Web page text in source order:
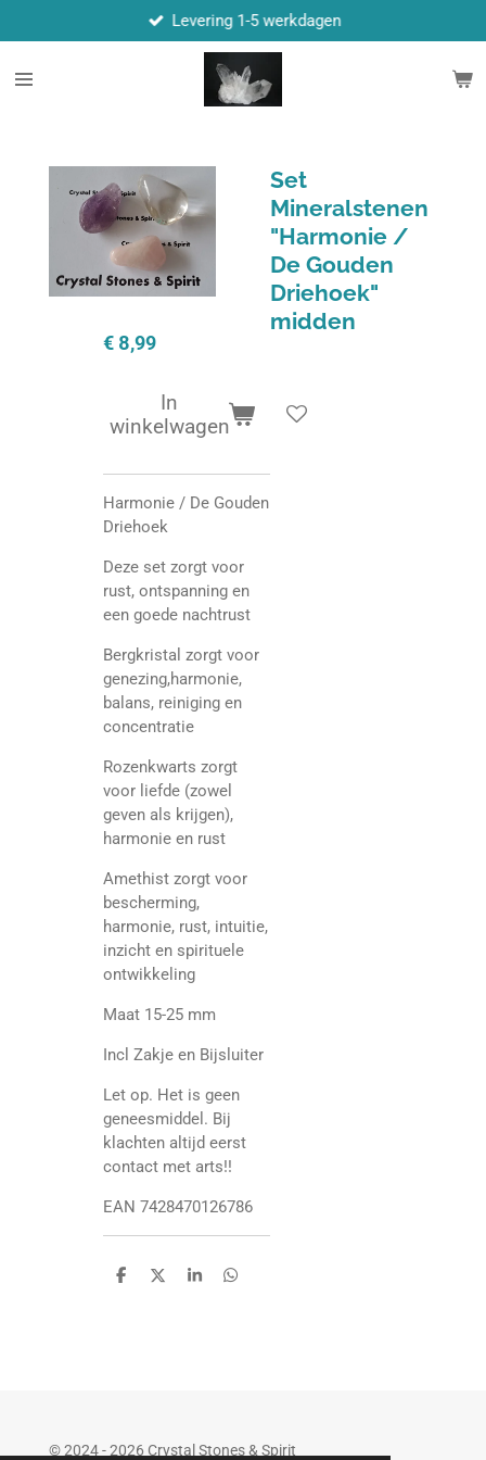
direct
naar
Levering 1-5 werkdagen
Set
Mineralstenen
"Harmonie /
De Gouden
Driehoek"
midden
€ 8,99
In
winkelwagen
Harmonie / De Gouden
Driehoek
Deze set zorgt voor
rust, ontspanning en
een goede nachtrust
Bergkristal zorgt voor
genezing,harmonie,
balans, reiniging en
concentratie
Rozenkwarts zorgt
voor liefde (zowel
geven als krijgen),
harmonie en rust
Amethist zorgt voor
bescherming,
harmonie, rust, intuitie,
inzicht en spirituele
ontwikkeling
Maat 15-25 mm
Incl Zakje en Bijsluiter
Let op. Het is geen
geneesmiddel. Bij
klachten altijd eerst
contact met arts!!
EAN 7428470126786
D
D
S
D
© 2024 - 2026 Crystal Stones & Spirit